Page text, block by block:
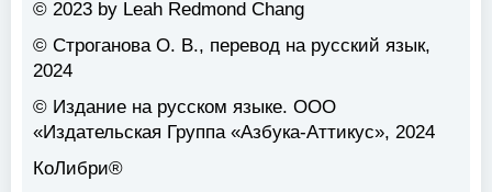
© 2023 by Leah Redmond Chang
© Строганова О. В., перевод на русский язык,
2024
© Издание на русском языке. ООО
«Издательская Группа «Азбука-Аттикус», 2024
КоЛибри®